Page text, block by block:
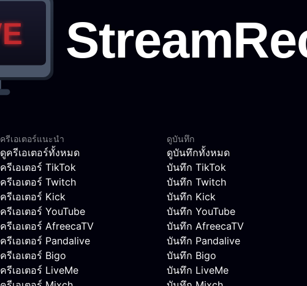
ครีเอเตอร์แนะนำ
ดูครีเอเตอร์ทั้งหมด
ครีเอเตอร์ TikTok
ครีเอเตอร์ Twitch
ครีเอเตอร์ Kick
ครีเอเตอร์ YouTube
ครีเอเตอร์ AfreecaTV
ครีเอเตอร์ Pandalive
ครีเอเตอร์ Bigo
ครีเอเตอร์ LiveMe
ดูบันทึก
ดูบันทึกทั้งหมด
บันทึก TikTok
บันทึก Twitch
บันทึก Kick
บันทึก YouTube
บันทึก AfreecaTV
บันทึก Pandalive
บันทึก Bigo
บันทึก LiveMe